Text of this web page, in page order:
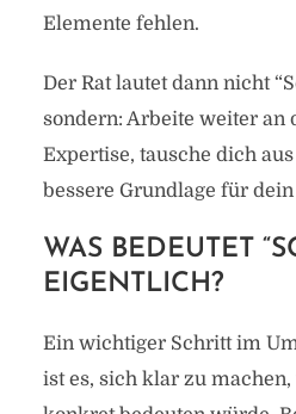
Elemente fehlen.
Der Rat lautet dann nicht
sondern: Arbeite weiter an
Expertise, tausche dich
bessere Grundlage für dein
WAS BEDEUTET
EIGENTLICH?
Ein wichtiger Schritt im
ist es, sich klar zu machen,